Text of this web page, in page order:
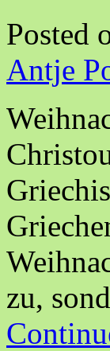
Posted
Antje
zu,